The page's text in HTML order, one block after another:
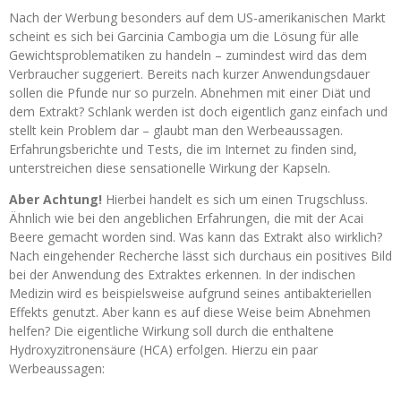
Nach der Werbung besonders auf dem US-amerikanischen Markt
scheint es sich bei Garcinia Cambogia um die Lösung für alle
Gewichtsproblematiken zu handeln – zumindest wird das dem
Verbraucher suggeriert. Bereits nach kurzer Anwendungsdauer
sollen die Pfunde nur so purzeln. Abnehmen mit einer Diät und
dem Extrakt? Schlank werden ist doch eigentlich ganz einfach und
stellt kein Problem dar – glaubt man den Werbeaussagen.
Erfahrungsberichte und Tests, die im Internet zu finden sind,
unterstreichen diese sensationelle Wirkung der Kapseln.
Aber Achtung! Hierbei handelt es sich um einen Trugschluss.
Ähnlich wie bei den angeblichen Erfahrungen, die mit der Acai
Beere gemacht worden sind. Was kann das Extrakt also wirklich?
Nach eingehender Recherche lässt sich durchaus ein positives Bild
bei der Anwendung des Extraktes erkennen. In der indischen
Medizin wird es beispielsweise aufgrund seines antibakteriellen
Effekts genutzt. Aber kann es auf diese Weise beim Abnehmen
helfen? Die eigentliche Wirkung soll durch die enthaltene
Hydroxyzitronensäure (HCA) erfolgen. Hierzu ein paar
Werbeaussagen: